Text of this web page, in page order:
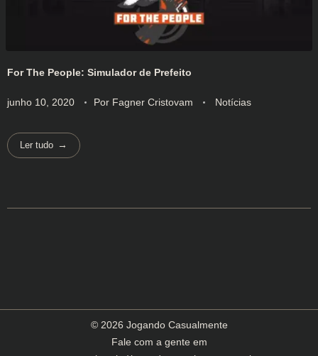
For The People: Simulador de Prefeito
junho 10, 2020 Por Fagner Cristovam Notícias
Ler tudo
© 2026 Jogando Casualmente
Fale com a gente em